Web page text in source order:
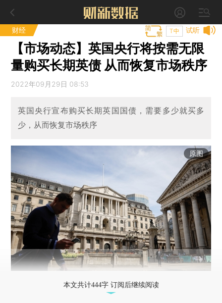
财经 试听
T中
【市场动态】英国央行将按需无限
量购买长期英债 从而恢复市场秩序
2022年09月29日 08:53
英国央行宣布购买长期英国国债，需要多少就买多
少，从而恢复市场秩序
原图
本文共计444字 订阅后继续阅读